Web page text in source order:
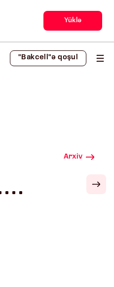
Yüklə
"Bakcell"ə qoşul
Arxiv